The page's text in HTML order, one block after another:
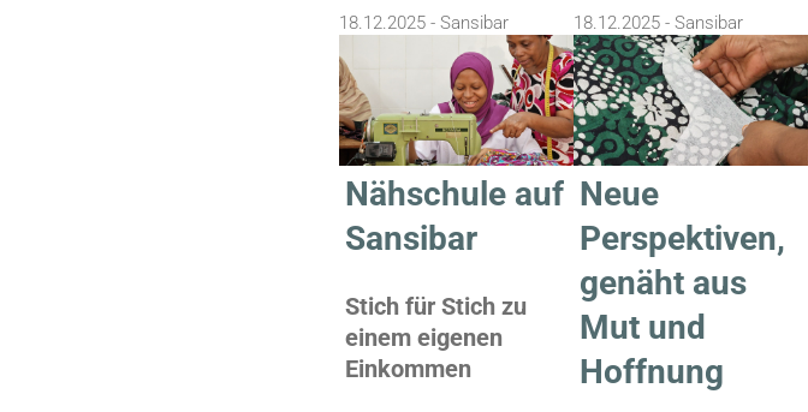
18.12.2025 - Sansibar
Nähschule auf
Sansibar
Stich für Stich zu
einem eigenen
Einkommen
18.12.2025 - Sansibar
Neue
Perspektiven,
genäht aus
Mut und
Hoffnung